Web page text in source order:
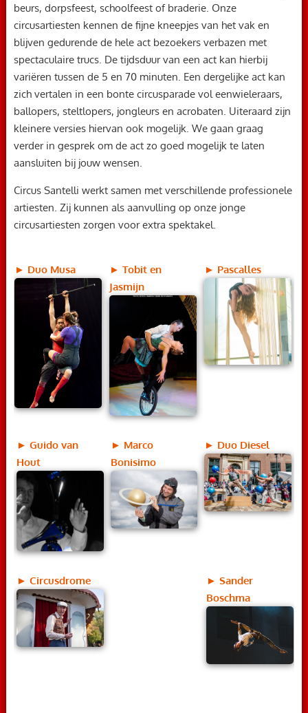
beurs, dorpsfeest, schoolfeest of braderie. Onze
circusartiesten kennen de fijne kneepjes van het vak en
blijven gedurende de hele act bezoekers verbazen met
spectaculaire trucs. De tijdsduur van een act kan hierbij
variëren tussen de 5 en 70 minuten. Een dergelijke act kan
zich vertalen in een bonte circusparade vol eenwieleraars,
ballopers, steltlopers, jongleurs en acrobaten. Uiteraard zijn
kleinere versies hiervan ook mogelijk. We gaan graag
verder in gesprek om de act zo goed mogelijk te laten
aansluiten bij jouw wensen.
Circus Santelli werkt samen met verschillende professionele
artiesten. Zij kunnen als aanvulling op onze jonge
circusartiesten zorgen voor extra spektakel.
► Duo Musa
► Tobit en
Jasmijn
► Pascalles
► Guido van
Hout
► Marco
Bonisimo
► Duo Diesel
► Circusdrome
► Sander
Boschma